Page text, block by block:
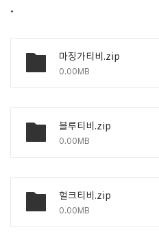
.
마징가티비.zip
0.00MB
블루티비.zip
0.00MB
헐크티비.zip
0.00MB